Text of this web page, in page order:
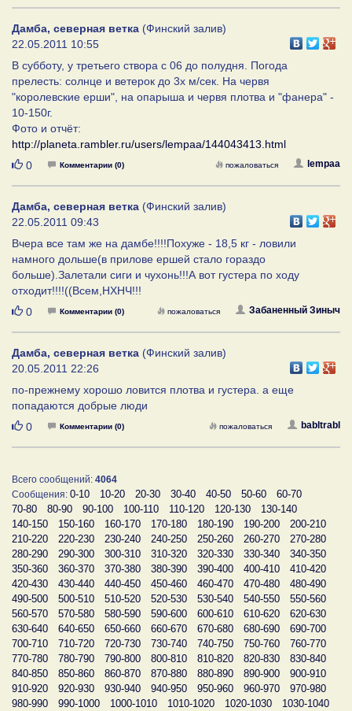
Дамба, северная ветка (Финский залив)
22.05.2011 10:55
В субботу, у третьего створа с 06 до полудня. Погода
прелесть: солнце и ветерок до 3х м/сек. На червя
"королевские ерши", на опарыша и червя плотва и "фанера" -
10-150г.
Фото и отчёт:
http://planeta.rambler.ru/users/lempaa/144043413.html
Нравится
0 Комментарии (0) lempaa
пожаловаться
Дамба, северная ветка (Финский залив)
22.05.2011 09:43
Вчера все там же на дамбе!!!!Похуже - 18,5 кг - ловили
намного дольше(в прилове ершей стало гораздо
больше).Залетали сиги и чухонь!!!А вот густера по ходу
отходит!!!!((Всем,НХНЧ!!!
Нравится
0 Комментарии (0) Забаненный Зиныч
пожаловаться
Дамба, северная ветка (Финский залив)
20.05.2011 22:26
по-прежнему хорошо ловится плотва и густера. а еще
попадаются добрые люди
Нравится
0 Комментарии (0) babltrabl
пожаловаться
Всего сообщений: 4064
Сообщения: 0-10 10-20 20-30 30-40 40-50 50-60
60-70
70-80
80-90 90-100 100-110 110-120 120-130
130-140
140-150
150-160 160-170 170-180 180-190 190-200
200-210
210-220
220-230 230-240 240-250 250-260 260-270
270-280
280-290
290-300 300-310 310-320 320-330 330-340
340-350
350-360
360-370 370-380 380-390 390-400 400-410
410-420
420-430
430-440 440-450 450-460 460-470 470-480
480-490
490-500
500-510 510-520 520-530 530-540 540-550
550-560
560-570
570-580 580-590 590-600 600-610 610-620
620-630
630-640
640-650 650-660 660-670 670-680 680-690
690-700
700-710
710-720 720-730 730-740 740-750 750-760
760-770
770-780
780-790 790-800 800-810 810-820 820-830
830-840
840-850
850-860 860-870 870-880 880-890 890-900
900-910
910-920
920-930 930-940 940-950 950-960 960-970
970-980
980-990
990-1000 1000-1010 1010-1020 1020-1030
1030-1040